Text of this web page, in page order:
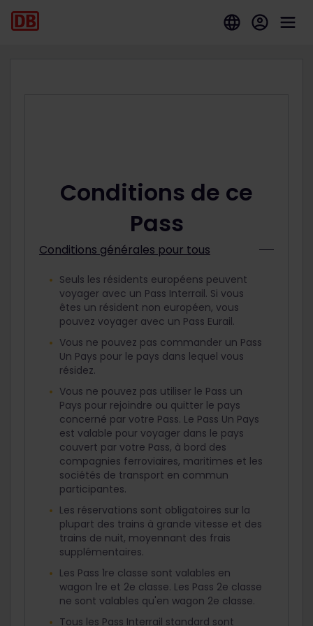
Conditions de ce
Pass
Conditions générales pour tous
Seuls les résidents européens peuvent
voyager avec un Pass Interrail. Si vous
êtes un résident non européen, vous
pouvez voyager avec un Pass Eurail.
Vous ne pouvez pas commander un Pass
Un Pays pour le pays dans lequel vous
résidez.
Vous ne pouvez pas utiliser le Pass un
Pays pour rejoindre ou quitter le pays
concerné par votre Pass. Le Pass Un Pays
est valable pour voyager dans le pays
couvert par votre Pass, à bord des
compagnies ferroviaires, maritimes et les
sociétés de transport en commun
participantes.
Les réservations sont obligatoires sur la
plupart des trains à grande vitesse et des
trains de nuit, moyennant des frais
supplémentaires.
Les Pass 1re classe sont valables en
wagon 1re et 2e classe. Les Pass 2e classe
ne sont valables qu'en wagon 2e classe.
Tous les Pass Interrail standard sont